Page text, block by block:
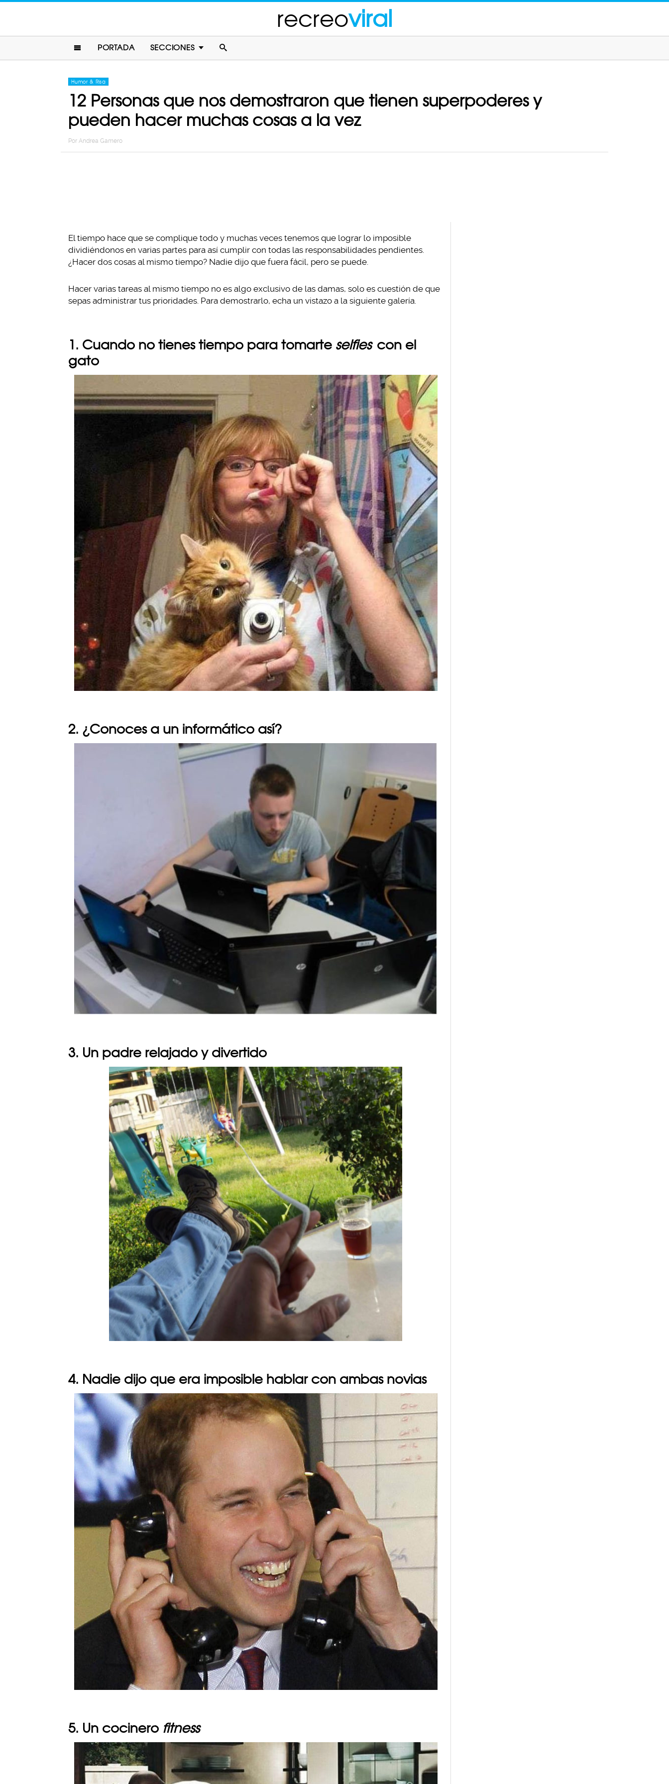
recreoviral
PORTADA SECCIONES
Humor & Risa
12 Personas que nos demostraron que tienen superpoderes y
pueden hacer muchas cosas a la vez
Por Andrea Gamero
El tiempo hace que se complique todo y muchas veces tenemos que lograr lo imposible
dividiéndonos en varias partes para así cumplir con todas las responsabilidades pendientes.
¿Hacer dos cosas al mismo tiempo? Nadie dijo que fuera fácil, pero se puede.
Hacer varias tareas al mismo tiempo no es algo exclusivo de las damas, solo es cuestión de que
sepas administrar tus prioridades. Para demostrarlo, echa un vistazo a la siguiente galería.
1. Cuando no tienes tiempo para tomarte selfies con el
gato
2. ¿Conoces a un informático así?
3. Un padre relajado y divertido
4. Nadie dijo que era imposible hablar con ambas novias
5. Un cocinero fitness